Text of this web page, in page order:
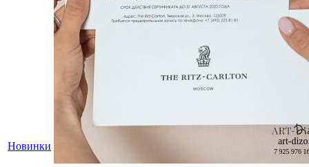
Новинки